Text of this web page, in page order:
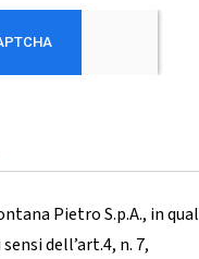
Pietro S.p.A., in
dell’art.4, n. 7,